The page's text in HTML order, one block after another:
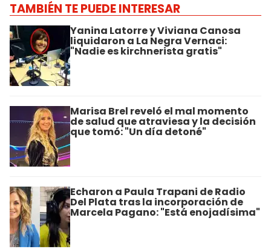
TAMBIÉN TE PUEDE INTERESAR
Yanina Latorre y Viviana Canosa
liquidaron a La Negra Vernaci:
"Nadie es kirchnerista gratis"
Marisa Brel reveló el mal momento
de salud que atraviesa y la decisión
que tomó: "Un día detoné"
Echaron a Paula Trapani de Radio
Del Plata tras la incorporación de
Marcela Pagano: "Está enojadísima"